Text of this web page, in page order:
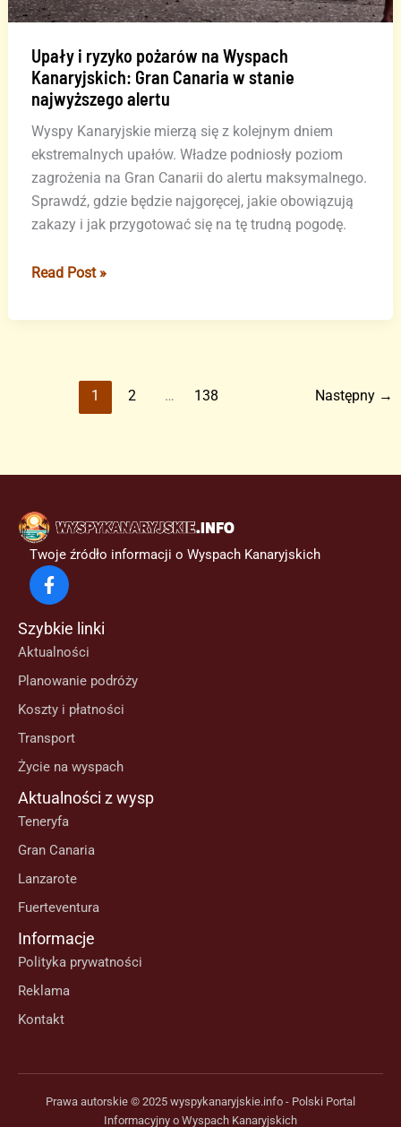
Upały i ryzyko pożarów na Wyspach
Kanaryjskich: Gran Canaria w stanie
najwyższego alertu
Wyspy Kanaryjskie mierzą się z kolejnym dniem
ekstremalnych upałów. Władze podniosły poziom
zagrożenia na Gran Canarii do alertu maksymalnego.
Sprawdź, gdzie będzie najgoręcej, jakie obowiązują
zakazy i jak przygotować się na tę trudną pogodę.
Upały
ryzyko
Wyspach
Kanaryjskich:
najwyższego
alertu
Read Post »
1 2 … 138 Następny →
Twoje źródło informacji o Wyspach Kanaryjskich
Szybkie linki
Aktualności
Planowanie podróży
Koszty i płatności
Transport
Życie na wyspach
Aktualności z wysp
Teneryfa
Gran Canaria
Lanzarote
Fuerteventura
Informacje
Polityka prywatności
Reklama
Kontakt
Prawa autorskie © 2025 wyspykanaryjskie.info - Polski Portal
Informacyjny o Wyspach Kanaryjskich